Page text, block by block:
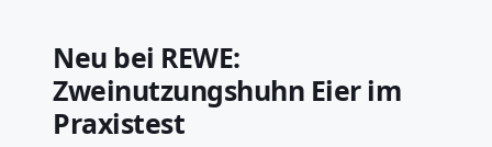
Neu bei REWE:
Zweinutzungshuhn Eier im
Praxistest